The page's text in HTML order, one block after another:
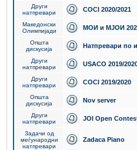
Други
натпревари
COCI 2020/2021
Македонски
Олимпијади
МОИ и МЈОИ
Општа
дискусија
Натпревари по
Други
натпревари
USACO 2019/
Други
натпревари
COCI 2019/2020
Општа
дискусија
Nov server
Други
натпревари
JOI Open
Задачи од
меѓународни
натпревари
Zadaca Piano